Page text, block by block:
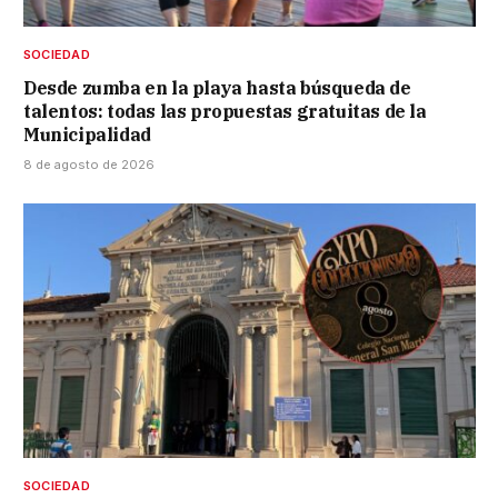
SOCIEDAD
Desde zumba en la playa hasta búsqueda de
talentos: todas las propuestas gratuitas de la
Municipalidad
8 de agosto de 2026
SOCIEDAD